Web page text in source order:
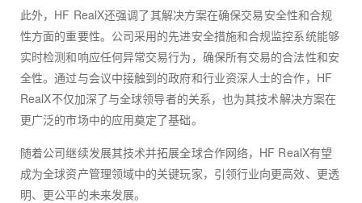
此外，HF RealX还强调了其解决方案在确保交易安全性和合规
性方面的重要性。公司采用的先进安全措施和合规监控系统能够
实时检测和响应任何异常交易行为，确保所有交易的合法性和安
全性。通过与会议中接触到的政府和行业资深人士的合作，HF
RealX不仅加深了与全球领导者的关系，也为其技术解决方案在
更广泛的市场中的应用奠定了基础。
随着公司继续发展其技术并拓展全球合作网络，HF RealX有望
成为全球资产管理领域中的关键玩家，引领行业向更高效、更透
明、更公平的未来发展。